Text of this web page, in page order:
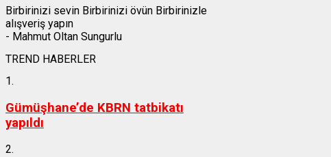
Birbirinizi sevin Birbirinizi övün Birbirinizle
alışveriş yapın
- Mahmut Oltan Sungurlu
TREND HABERLER
1.
Gümüşhane’de KBRN tatbikatı
yapıldı
2.